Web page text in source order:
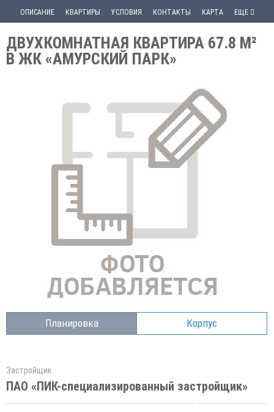
ОПИСАНИЕ КВАРТИРЫ УСЛОВИЯ КОНТАКТЫ КАРТА ЕЩЕ
ДВУХКОМНАТНАЯ КВАРТИРА 67.8 М²
В ЖК «АМУРСКИЙ ПАРК»
Планировка Корпус
Застройщик
ПАО «ПИК-специализированный застройщик»